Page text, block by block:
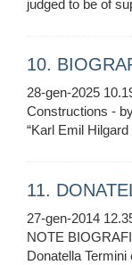
judged to be of
10.
28-gen-2025
Constructions -
“Karl Emil
11.
27-gen-2014
NOTE
Donatella